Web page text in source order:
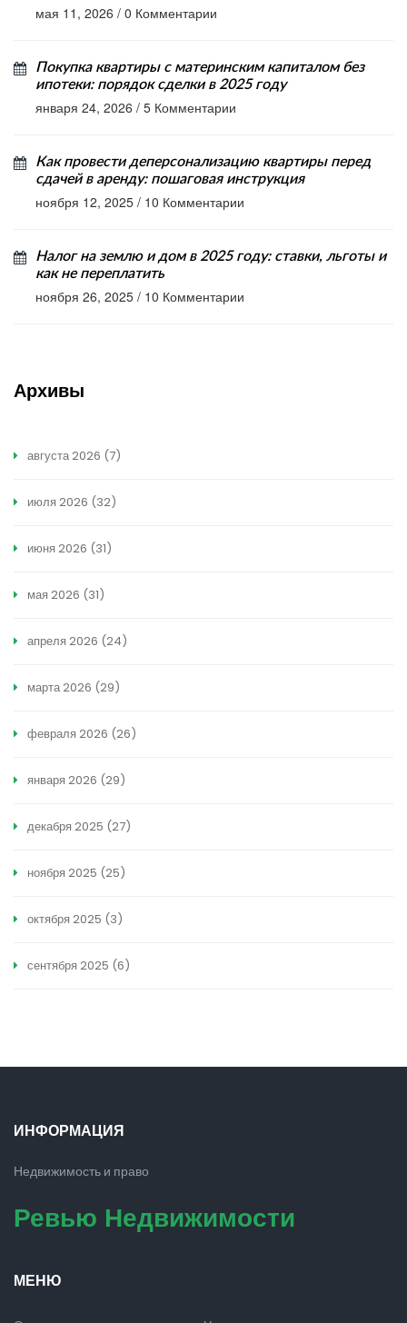
мая 11, 2026 / 0 Комментарии
Покупка квартиры с материнским капиталом без
ипотеки: порядок сделки в 2025 году
января 24, 2026 / 5 Комментарии
Как провести деперсонализацию квартиры перед
сдачей в аренду: пошаговая инструкция
ноября 12, 2025 / 10 Комментарии
Налог на землю и дом в 2025 году: ставки, льготы и
как не переплатить
ноября 26, 2025 / 10 Комментарии
Архивы
августа 2026 (7)
июля 2026 (32)
июня 2026 (31)
мая 2026 (31)
апреля 2026 (24)
марта 2026 (29)
февраля 2026 (26)
января 2026 (29)
декабря 2025 (27)
ноября 2025 (25)
октября 2025 (3)
сентября 2025 (6)
ИНФОРМАЦИЯ
Недвижимость и право
Ревью Недвижимости
МЕНЮ